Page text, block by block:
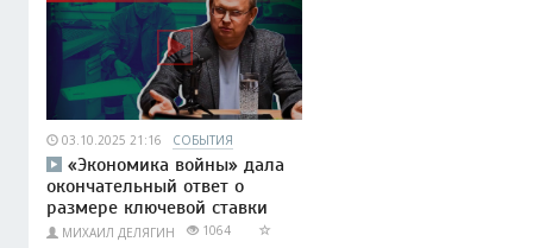
03.10.2025 21:16 СОБЫТИЯ
«Экономика войны» дала
окончательный ответ о
размере ключевой ставки
МИХАИЛ ДЕЛЯГИН 1064